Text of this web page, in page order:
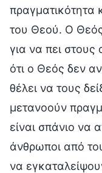
πραγματικότητα
του Θεού. Ο
για να πει
ότι ο Θεός δεν
θέλει να τους
μετανοούν
είναι σπάνιο να
άνθρωποι από
να